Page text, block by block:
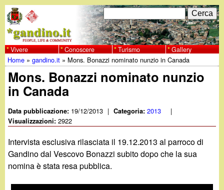
al
contenuto
principale
w
w
w
.
g
F
o
r
m
i
r
i
c
C
e
r
c
a
Vivere Conoscere Turismo Gallery
Tu
sei
qui
Home »gandino.it » Mons. Bonazzi nominato nunzio in Canada
Mons. Bonazzi nominato nunzio
in Canada
Data pubblicazione: 19/12/2013 | Categoria:2013 |
Visualizzazioni:2922
Intervista esclusiva rilasciata il 19.12.2013 al parroco di
Gandino dal Vescovo Bonazzi subito dopo che la sua
nomina è stata resa pubblica.